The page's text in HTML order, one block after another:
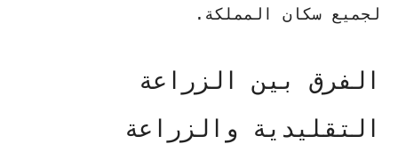
لجميع سكان المملكة.
الفرق بين الزراعة
التقليدية والزراعة